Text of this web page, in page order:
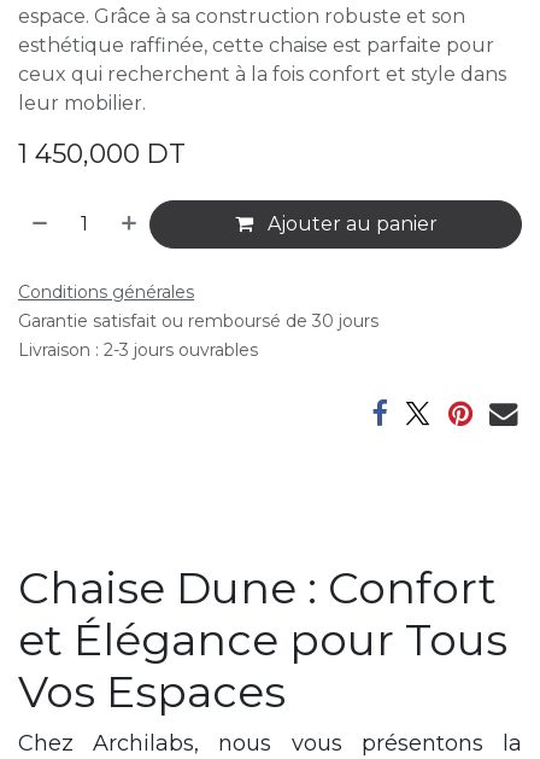
espace. Grâce à sa construction robuste et son
esthétique raffinée, cette chaise est parfaite pour
ceux qui recherchent à la fois confort et style dans
leur mobilier.
1 450,000 DT
Ajouter au panier
Conditions générales
Garantie satisfait ou remboursé de 30 jours
Livraison : 2-3 jours ouvrables
Chaise Dune : Confort
et Élégance pour Tous
Vos Espaces
Chez Archilabs, nous vous présentons la